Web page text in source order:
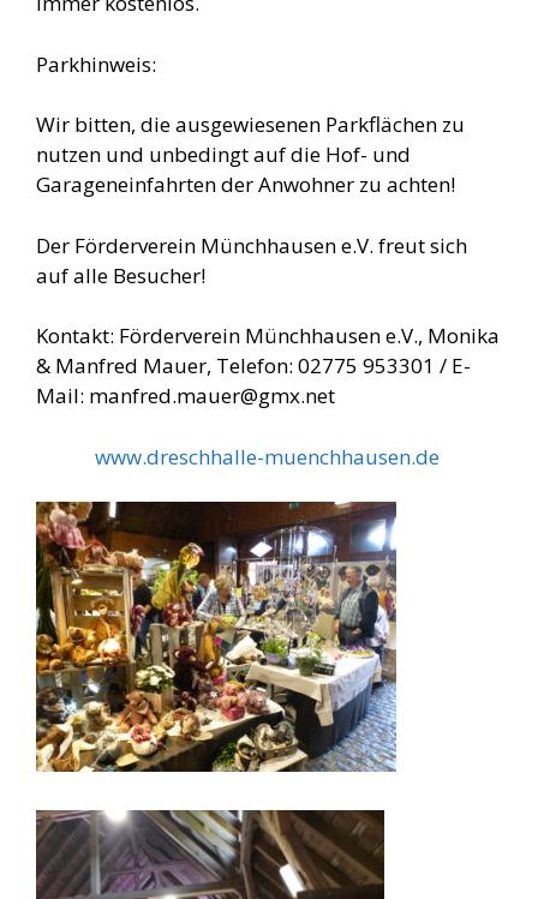
Parkhinweis:
Wir bitten, die ausgewiesenen Parkflächen zu
nutzen und unbedingt auf die Hof- und
Garageneinfahrten der Anwohner zu achten!
Der Förderverein Münchhausen e.V. freut sich
auf alle Besucher!
Kontakt: Förderverein Münchhausen e.V., Monika
& Manfred Mauer, Telefon: 02775 953301 / E-
Mail: manfred.mauer@gmx.net
www.dreschhalle-muenchhausen.de